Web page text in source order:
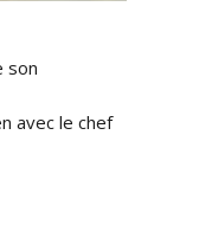
son
avec le chef